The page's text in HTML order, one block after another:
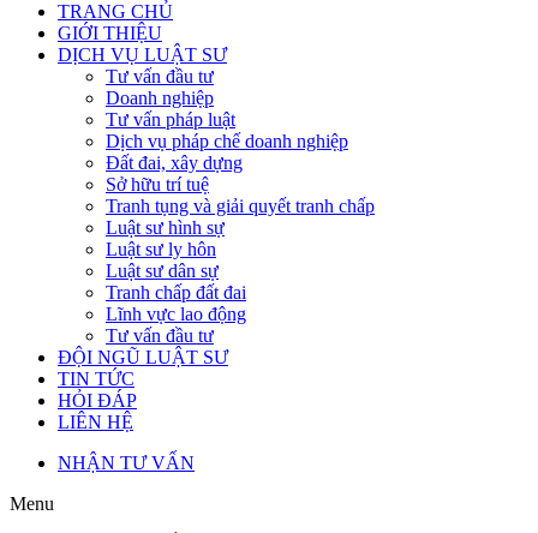
TRANG CHỦ
GIỚI THIỆU
DỊCH VỤ LUẬT SƯ
Tư vấn đầu tư
Doanh nghiệp
Tư vấn pháp luật
Dịch vụ pháp chế doanh nghiệp
Đất đai, xây dựng
Sở hữu trí tuệ
Tranh tụng và giải quyết tranh chấp
Luật sư hình sự
Luật sư ly hôn
Luật sư dân sự
Tranh chấp đất đai
Lĩnh vực lao động
Tư vấn đầu tư
ĐỘI NGŨ LUẬT SƯ
TIN TỨC
HỎI ĐÁP
LIÊN HỆ
NHẬN TƯ VẤN
Menu